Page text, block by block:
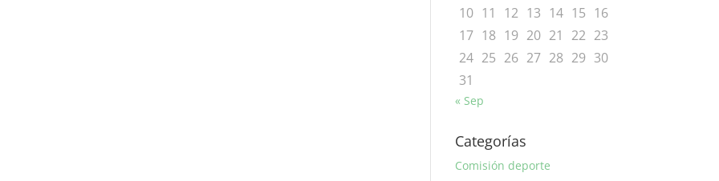
10 11 12 13 14 15 16
17 18 19 20 21 22 23
24 25 26 27 28 29 30
31
« Sep
Categorías
Comisión deporte